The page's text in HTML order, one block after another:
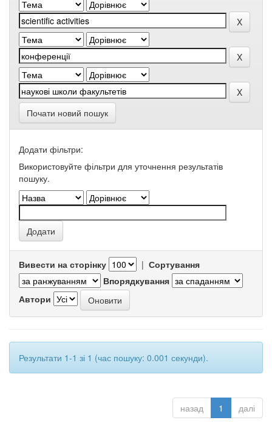
Почати новий пошук
Додати фільтри:
Використовуйте фільтри для уточнення результатів
пошуку.
Вивести на сторінку | Сортування
Впорядкування
Автори
Результати 1-1 зі 1 (час пошуку: 0.001 секунди).
назад 1 далі